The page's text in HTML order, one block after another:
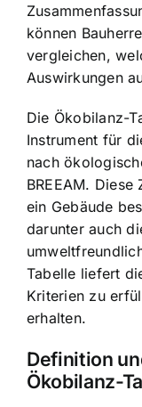
können
vergleichen,
Auswirkungen
Die Ökobilanz-
Instrument für
nach
BREEAM.
ein Gebäude
darunter auch
Tabelle liefert
Kriterien zu
erhalten.
Definition
Ökobilanz-